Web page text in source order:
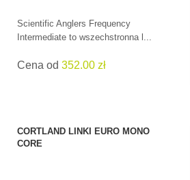
Scientific Anglers Frequency
Intermediate to wszechstronna l...
Cena od 352.00 zł
CORTLAND LINKI EURO MONO
CORE